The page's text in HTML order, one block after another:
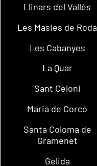
Llinars del Vallès
Les Masies de Roda
Les Cabanyes
La Quar
Sant Celoni
Maria de Corcó
Santa Coloma de
Gramenet
Gelida